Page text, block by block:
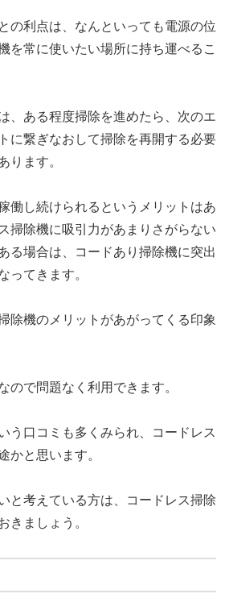
の利点は、なんといっても電源の位
を常に使いたい場所に持ち運べるこ
、ある程度掃除を進めたら、次のエ
に繋ぎなおして掃除を再開する必要
ります。
働し続けられるというメリットはあ
掃除機に吸引力があまりさがらない
る場合は、コードあり掃除機に突出
ってきます。
除機のメリットがあがってくる印象
ので問題なく利用できます。
う口コミも多くみられ、コードレス
かと思います。
と考えている方は、コードレス掃除
きましょう。